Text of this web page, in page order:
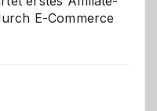
E-Commerce